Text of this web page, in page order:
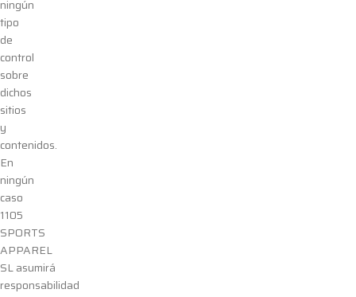
ningún
tipo
de
control
sobre
dichos
sitios
y
contenidos.
En
ningún
caso
1105
SPORTS
APPAREL
SLasumirá
responsabilidad